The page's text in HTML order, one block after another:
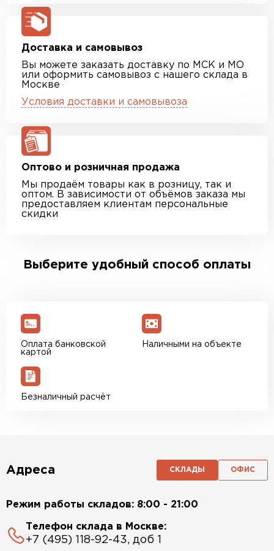
Доставка и самовывоз
Вы можете заказать доставку по МСК и МО
или оформить самовывоз с нашего склада в
Москве
Условия доставки и самовывоза
Оптово и розничная продажа
Мы продаём товары как в розницу, так и
оптом. В зависимости от объёмов заказа мы
предоставляем клиентам персональные
скидки
Выберите удобный способ оплаты
Оплата банковской
картой
Наличными на объекте
Безналичный расчёт
Адреса СКЛАДЫ ОФИС
Режим работы складов: 8:00 - 21:00
Телефон склада в Москве:
+7 (495) 118-92-43, доб 1